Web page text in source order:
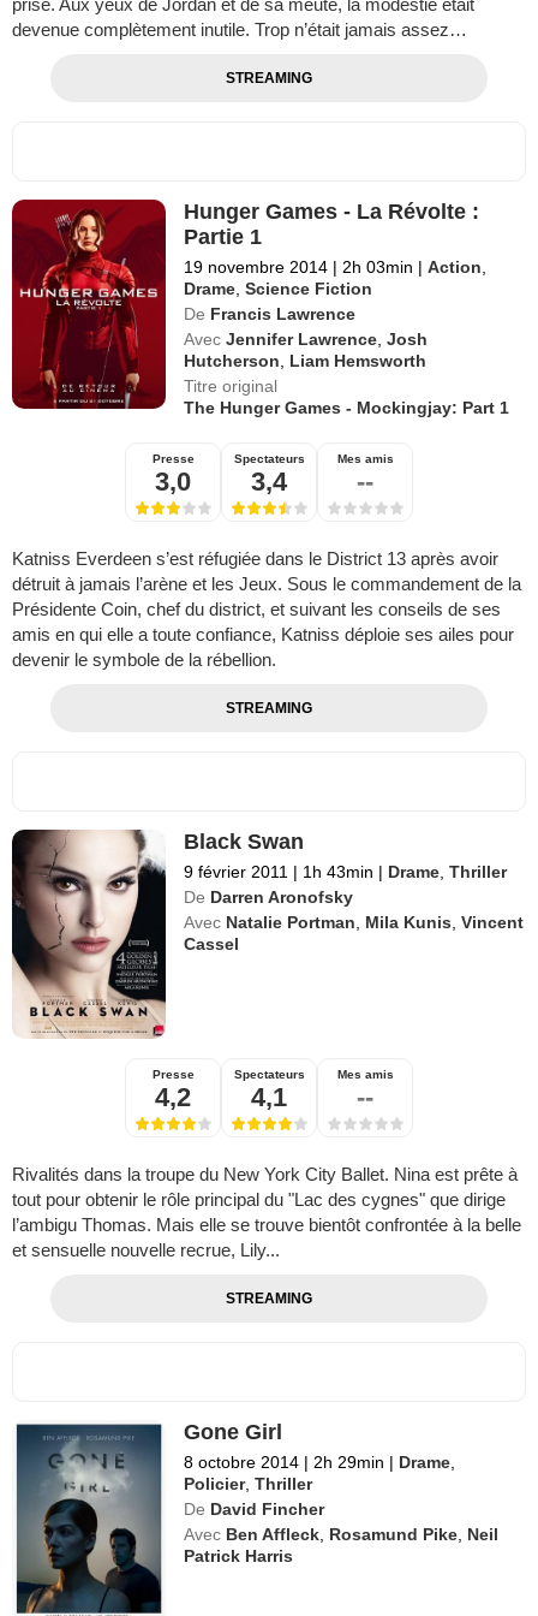
devenue complètement inutile. Trop n’était jamais assez…
STREAMING
Hunger Games - La Révolte :
Partie 1
19 novembre 2014 | 2h 03min | Action
Drame ,Science Fiction
De Francis Lawrence
Avec Jennifer Lawrence ,Josh
Hutcherson
Liam Hemsworth
Titre original
The Hunger Games - Mockingjay: Part 1
Presse
3,0
Spectateurs
3,4
Mes amis
--
Katniss Everdeen s’est réfugiée dans le District 13 après avoir
détruit à jamais l’arène et les Jeux. Sous le commandement de la
Présidente Coin, chef du district, et suivant les conseils de ses
amis en qui elle a toute confiance, Katniss déploie ses ailes pour
devenir le symbole de la rébellion.
STREAMING
Black Swan
9 février 2011 | 1h 43min | Drame ,Thriller
De Darren Aronofsky
Avec Natalie Portman Mila Kunis ,Vincent
Cassel
Presse
4,2
Spectateurs
4,1
Mes amis
--
Rivalités dans la troupe du New York City Ballet. Nina est prête à
tout pour obtenir le rôle principal du "Lac des cygnes" que dirige
l’ambigu Thomas. Mais elle se trouve bientôt confrontée à la belle
et sensuelle nouvelle recrue, Lily...
STREAMING
Gone Girl
8 octobre 2014 | 2h 29min | Drame
Policier,Thriller
De David Fincher
Avec Ben Affleck Rosamund Pike Neil
Patrick Harris